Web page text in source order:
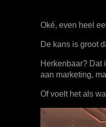
Oké, even heel
De kans is groot
Herkenbaar? Dat
aan marketing,
Of voelt het als